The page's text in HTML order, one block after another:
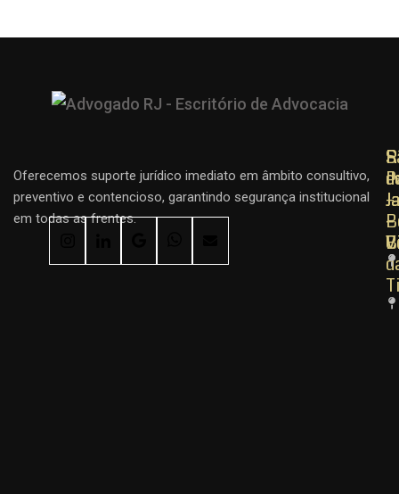
Oferecemos suporte jurídico imediato em âmbito consultivo,
preventivo e contencioso, garantindo segurança institucional
em todas as frentes.
–
–
–